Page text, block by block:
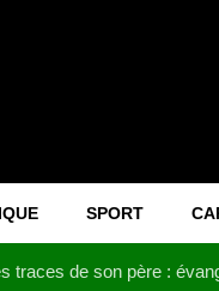
SPORT